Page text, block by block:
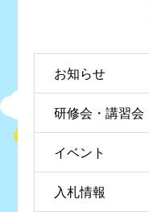
お知らせ
研修会・講習会
イベント
入札情報